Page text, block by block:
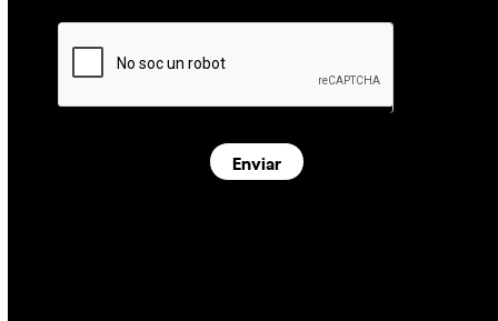
Enviar